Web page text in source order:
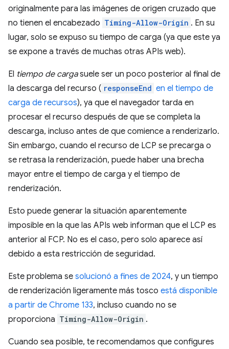
originalmente para las imágenes de origen cruzado que
no tienen el encabezado Timing-Allow-Origin . En su
lugar, solo se expuso su tiempo de carga (ya que este ya
se expone a través de muchas otras APIs web).
El tiempo de cargasuele ser un poco posterior al final de
la descarga del recurso ( responseEnd en el tiempo de
carga de recursos), ya que el navegador tarda en
procesar el recurso después de que se completa la
descarga, incluso antes de que comience a renderizarlo.
Sin embargo, cuando el recurso de LCP se precarga o
se retrasa la renderización, puede haber una brecha
mayor entre el tiempo de carga y el tiempo de
renderización.
Esto puede generar la situación aparentemente
imposible en la que las APIs web informan que el LCP es
anterior al FCP. No es el caso, pero solo aparece así
debido a esta restricción de seguridad.
Este problema se solucionó a fines de 2024, y un tiempo
de renderización ligeramente más tosco está disponible
a partir de Chrome 133, incluso cuando no se
proporciona Timing-Allow-Origin .
Cuando sea posible, te recomendamos que configures